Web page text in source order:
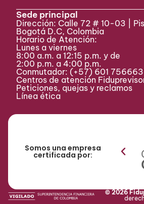
Sede principal
Dirección: Calle 72 # 10-03 |
Bogotá D.C, Colombia
Horario de Atención:
Lunes a viernes
8:00 a.m. a 12:15 p.m. y de
2:00 p.m. a 4:00 p.m.
Conmutador: (+57) 601
Centros de atención
Peticiones, quejas y reclamos
Línea ética
Somos una empresa
certificada por:
© 2026